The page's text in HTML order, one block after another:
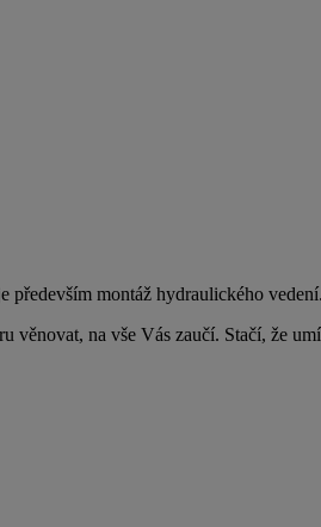
především montáž hydraulického vedení.
věnovat, na vše Vás zaučí. Stačí, že